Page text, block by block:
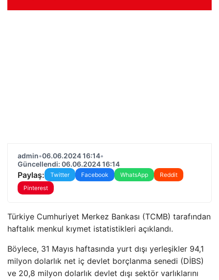
admin•06.06.2024 16:14•
Güncellendi: 06.06.2024 16:14
Paylaş: Twitter Facebook WhatsApp
Reddit
Pinterest
Türkiye Cumhuriyet Merkez Bankası (TCMB) tarafından
haftalık menkul kıymet istatistikleri açıklandı.
Böylece, 31 Mayıs haftasında yurt dışı yerleşikler 94,1
milyon dolarlık net iç devlet borçlanma senedi (DİBS)
ve 20,8 milyon dolarlık devlet dışı sektör varlıklarını